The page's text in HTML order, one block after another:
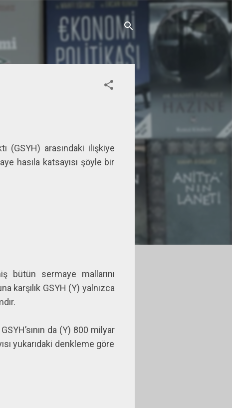
(GSYH) arasındaki ilişkiye
hasıla katsayısı şöyle bir
bütün sermaye mallarını
karşılık GSYH (Y) yalnızca
da (Y) 800 milyar
yukarıdaki denkleme göre